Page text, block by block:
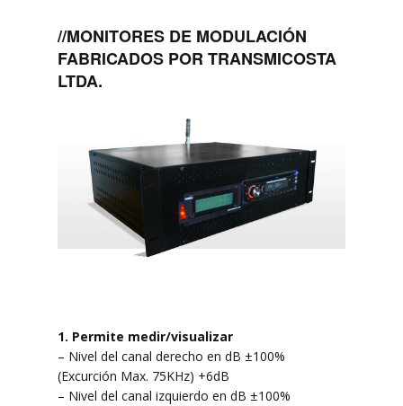
//MONITORES DE MODULACIÓN
FABRICADOS POR TRANSMICOSTA
LTDA.
1. Permite medir/visualizar
– Nivel del canal derecho en dB ±100%
(Excurción Max. 75KHz) +6dB
– Nivel del canal izquierdo en dB ±100%